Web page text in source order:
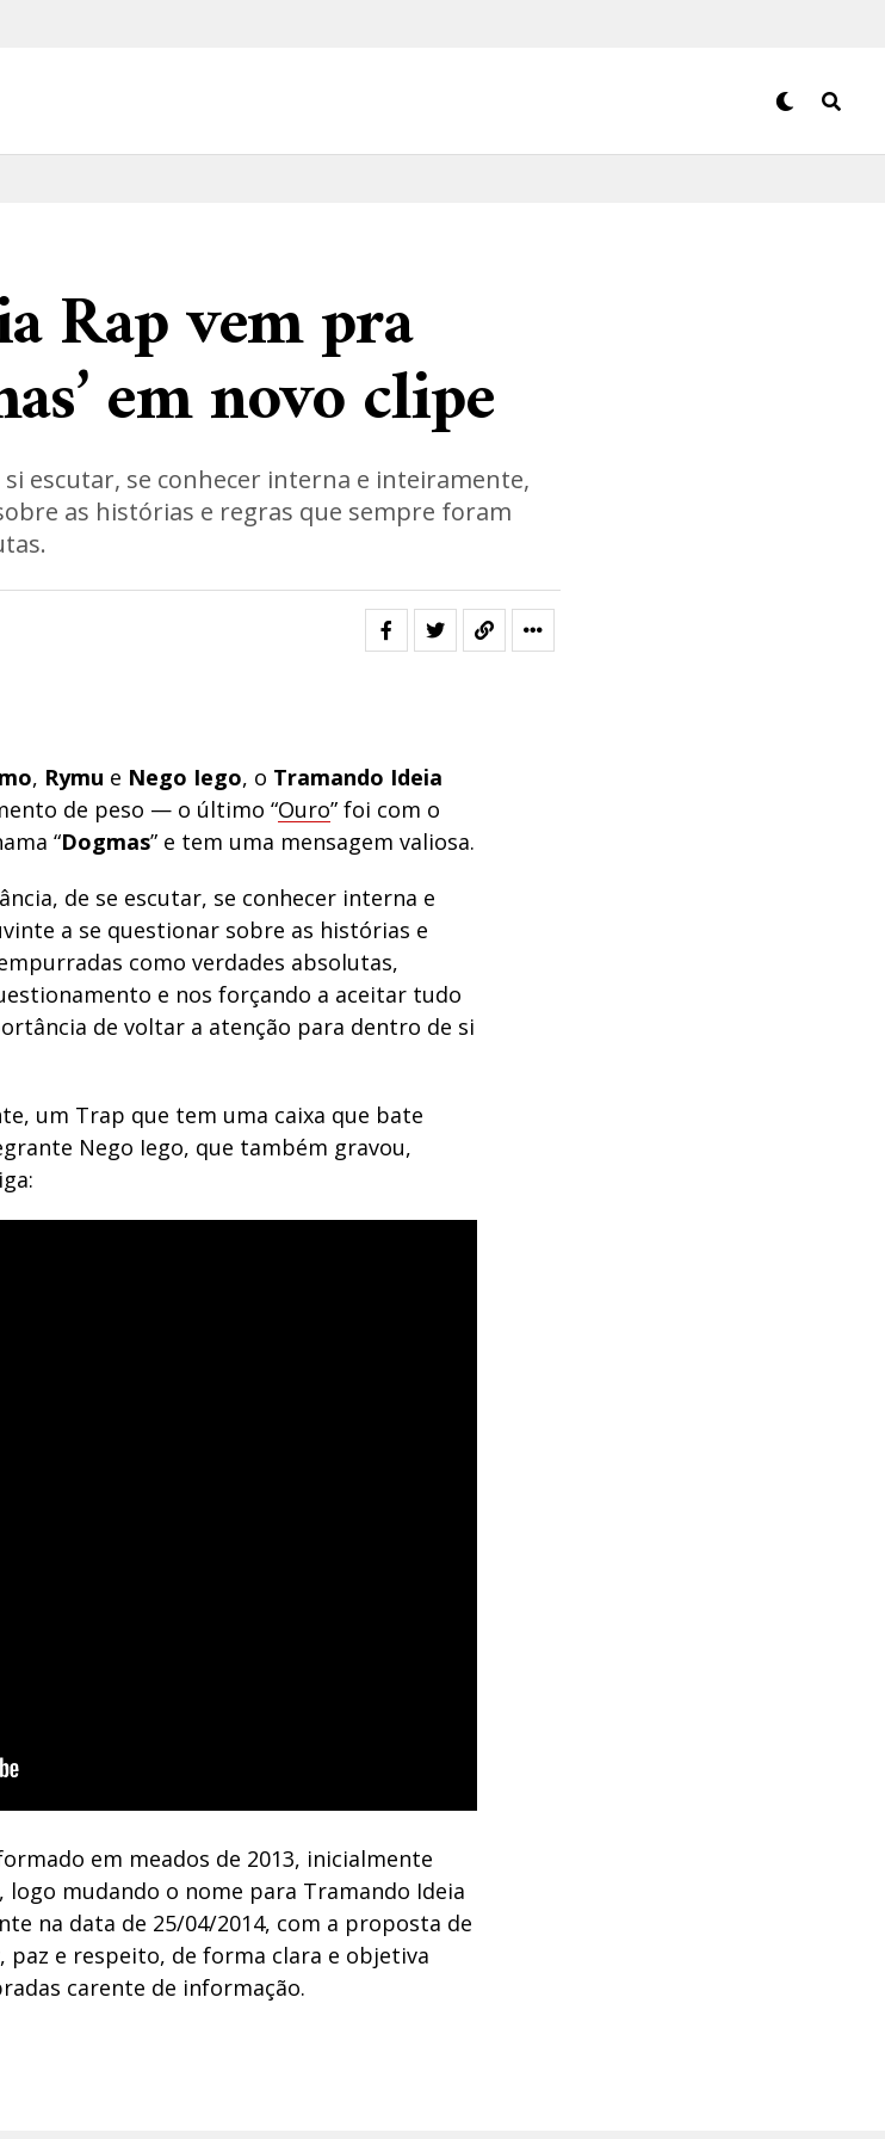
Rap vem pra
em novo clipe
escutar, se conhecer interna e inteiramente,
as histórias e regras que sempre foram
, Rymu e Nego Iego, o Tramando Ideia
de peso — o último “Ouro” foi com o
“Dogmas” e tem uma mensagem valiosa.
de se escutar, se conhecer interna e
a se questionar sobre as histórias e
como verdades absolutas,
e nos forçando a aceitar tudo
de voltar a atenção para dentro de si
um Trap que tem uma caixa que bate
Nego Iego, que também gravou,
em meados de 2013, inicialmente
logo mudando o nome para Tramando Ideia
na data de 25/04/2014, com a proposta de
paz e respeito, de forma clara e objetiva
carente de informação.